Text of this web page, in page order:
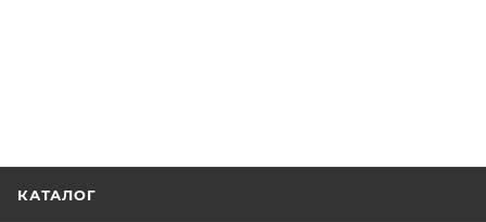
КАТАЛОГ